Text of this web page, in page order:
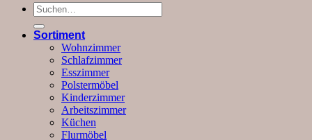
Suchen
nach:
Sortiment
Wohnzimmer
Schlafzimmer
Esszimmer
Polstermöbel
Kinderzimmer
Arbeitszimmer
Küchen
Flurmöbel